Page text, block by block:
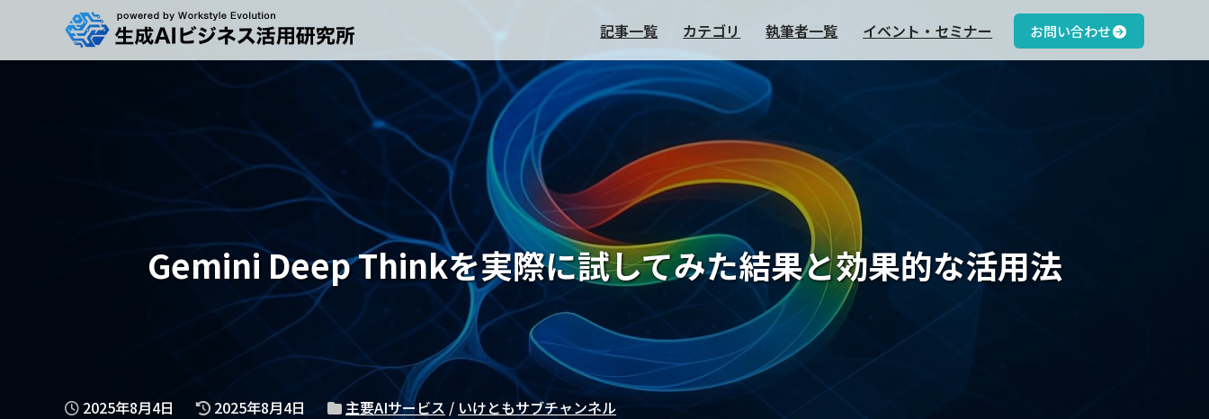
お問い合わせ
記事一覧 カテゴリ 執筆者一覧 イベント・セミナー
Gemini Deep Thinkを実際に試してみた結果と効果的な活用法
2025年8月4日 2025年8月4日 主要AIサービス / いけともサブチャンネル